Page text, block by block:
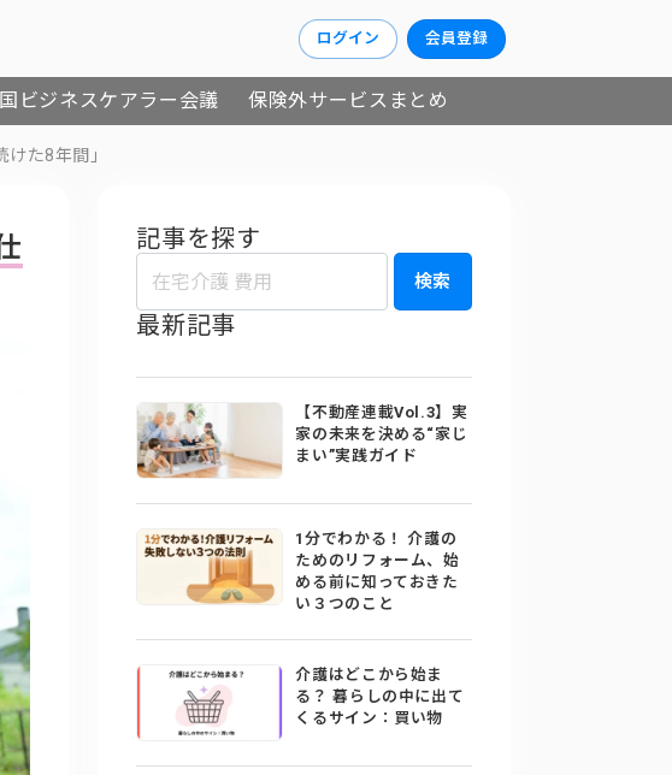
ログイン 会員登録
ビジネスケアラー会議 保険外サービスまとめ
た8年間」
記事を探す
検索
最新記事
【不動産連載Vol.3】実
家の未来を決める“家じ
まい”実践ガイド
1分でわかる！ 介護の
ためのリフォーム、始
める前に知っておきた
い３つのこと
介護はどこから始ま
る？ 暮らしの中に出て
くるサイン：買い物